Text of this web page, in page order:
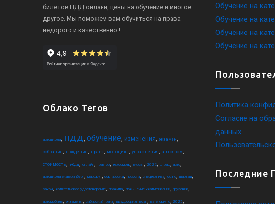
билетов ПДД онлайн, цены на обучение и многое
другое. Мы поможем вам обучиться на права -
недорого и качественно !
Облако Тегов
автошкола, пдд, обучение, изменения, экзамен,
собрание, вождение, права, мотоцикл, упражнения, автодром,
стоимость, гибдд, онлайн, трактор, техосмотр, курсы, 2022, штраф, авто,
автошкола екатеринбург, маршрут, сортировка, новости, спецтехника, осаго, шарташ,
закон, водительское удостоверение, правила, повышение квалификации, грузовик,
автомобиль, экзамены, сибирский тракт, квадроцикл, коап, категория c, 2025,
Обучение на
Обучение на
Обучение на
Обучение на
Политика
Согласие на
данных
Последние